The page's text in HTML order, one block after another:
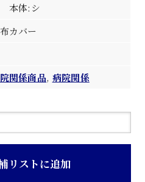
体:シ
カバー
関係商品, 病院関係
リストに追加